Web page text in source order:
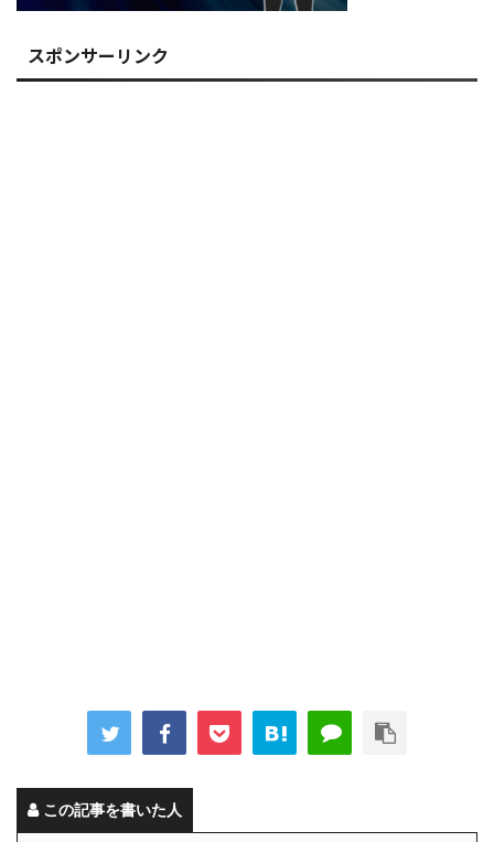
スポンサーリンク
この記事を書いた人